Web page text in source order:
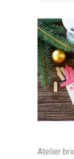
Atelier